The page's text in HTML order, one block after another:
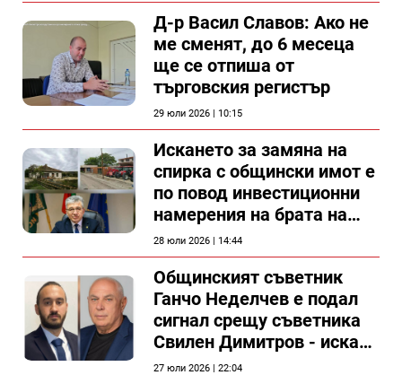
Д-р Васил Славов: Ако не
ме сменят, до 6 месеца
ще се отпиша от
търговския регистър
29 юли 2026 | 10:15
Искането за замяна на
спирка с общински имот е
по повод инвестиционни
намерения на брата на
председателя на
Общински съвет Силистра
28 юли 2026 | 14:44
Общинският съветник
Ганчо Неделчев е подал
сигнал срещу съветника
Свилен Димитров - иска
етичната комисия на
27 юли 2026 | 22:04